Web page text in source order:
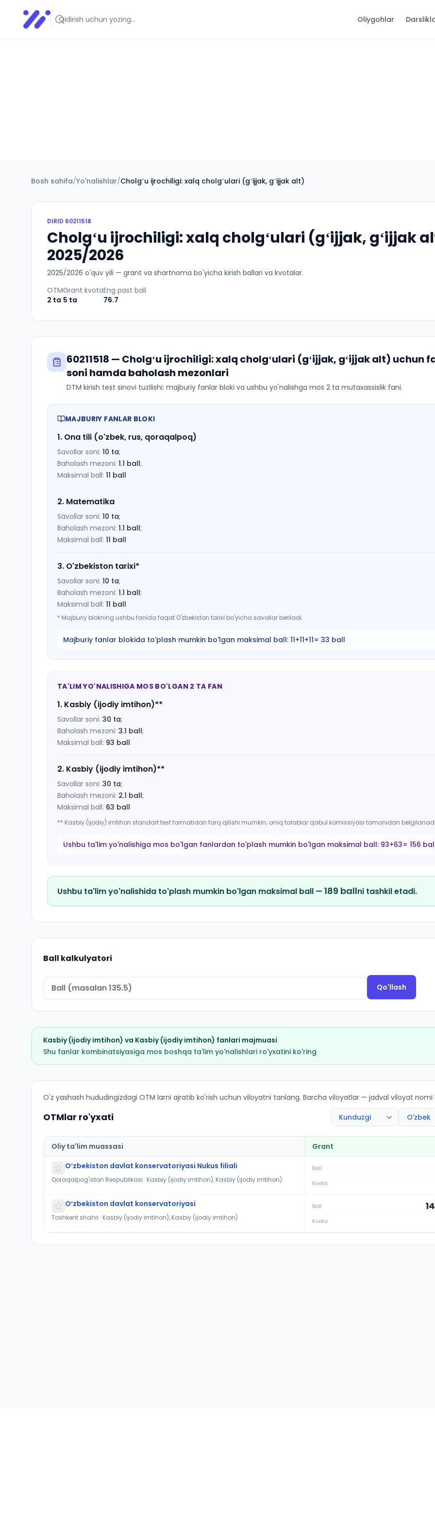
Infoedu
Ta&#039;lim xabarlari va yangiliklari Oliygohlar
Bosh sahifa/Yo'nalishlar/ Cholgʻu ijrochiligi: xalq cholgʻulari (gʻijjak, gʻijjak alt)
DIRID 60211518
Cholgʻu ijrochiligi: xalq cholgʻulari (gʻijjak, gʻijjak
2025/2026
2025/2026 o'quv yili — grant va shartnoma bo'yicha kirish ballari va kvotalar.
OTM
2 ta
Grant kvota
5 ta
Eng past ball
76.7
60211518 — Cholgʻu ijrochiligi: xalq cholgʻulari (gʻijjak, gʻijjak alt) uchun
soni hamda baholash mezonlari
DTM kirish test sinovi tuzilishi: majburiy fanlar bloki va ushbu yo'nalishga mos 2 ta mutaxassislik fani.
MAJBURIY FANLAR BLOKI
1. Ona tili (o'zbek, rus, qoraqalpoq)
Savollar soni: 10 ta;
Baholash mezoni: 1.1 ball;
Maksimal ball: 11 ball
2. Matematika
Savollar soni: 10 ta;
Baholash mezoni: 1.1 ball;
Maksimal ball: 11 ball
3. O'zbekiston tarixi*
Savollar soni: 10 ta;
Baholash mezoni: 1.1 ball;
Maksimal ball: 11 ball
* Majburiy blokning ushbu fanida faqat O'zbekiston tarixi bo'yicha savollar beriladi.
Majburiy fanlar blokida to'plash mumkin bo'lgan maksimal ball: 11+11+11= 33 ball
TA'LIM YO'NALISHIGA MOS BO'LGAN 2 TA FAN
1. Kasbiy (ijodiy imtihon)**
Savollar soni: 30 ta;
Baholash mezoni: 3.1 ball;
Maksimal ball: 93 ball
2. Kasbiy (ijodiy imtihon)**
Savollar soni: 30 ta;
Baholash mezoni: 2.1 ball;
Maksimal ball: 63 ball
** Kasbiy (ijodiy) imtihon standart test formatidan farq qilishi mumkin; aniq talablar qabul komissiyasi tomonidan
Ushbu ta'lim yo'nalishiga mos bo'lgan fanlardan to'plash mumkin bo'lgan maksimal ball: 93+63= 156
Ushbu ta'lim yo'nalishida to'plash mumkin bo'lgan maksimal ball — 189 ballni tashkil etadi.
Ball kalkulyatori
Qo'llash
Kasbiy (ijodiy imtihon) va Kasbiy (ijodiy imtihon) fanlari majmuasi
Shu fanlar kombinatsiyasiga mos boshqa ta'lim yo'nalishlari ro'yxatini ko'ring
Cholgʻu ijrochiligi: xalq cholgʻulari (gʻijjak, gʻijjak alt): OTM lar bo'yicha kirish ballari va kvotalar
O'z yashash hududingizdagi OTM larni ajratib ko'rish uchun viloyatni tanlang. Barcha viloyatlar — jadval viloyat
OTMlar ro'yxati
Oliy ta'lim muassasi
Grant
O‘zbekiston davlat konservatoriyasi Nukus filiali
Qoraqalpog'iston Respublikasi · Kasbiy (ijodiy imtihon), Kasbiy (ijodiy imtihon)
Ball
Kvota
O‘zbekiston davlat konservatoriyasi
Toshkent shahri · Kasbiy (ijodiy imtihon), Kasbiy (ijodiy imtihon)
Ball
Kvota